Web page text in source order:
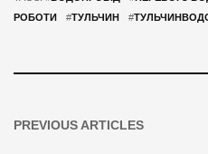
РОБОТИ
#ТУЛЬЧИН #
PREVIOUS ARTICLES